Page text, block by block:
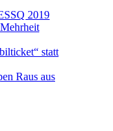
2019
statt
Raus aus